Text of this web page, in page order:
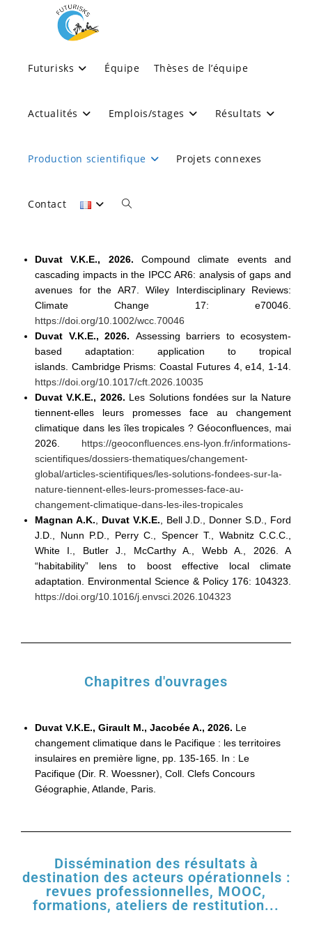
Futurisks Équipe Thèses de l’équipe
Actualités Emplois/stages Résultats
Production scientifique Projets connexes
Contact
2026
Production scientifique 2026
Publications scientifiques
nationales et internationales à comité
Duvat V.K.E., 2026. Compound climate events and
cascading impacts in the IPCC AR6: analysis of gaps and
avenues for the AR7. Wiley Interdisciplinary Reviews:
Climate Change 17: e70046.
https://doi.org/10.1002/wcc.70046
Duvat V.K.E., 2026. Assessing barriers to ecosystem-
based adaptation: application to tropical
islands. Cambridge Prisms: Coastal Futures 4, e14, 1-14.
https://doi.org/10.1017/cft.2026.10035
Duvat V.K.E., 2026. Les Solutions fondées sur la Nature
tiennent-elles leurs promesses face au changement
climatique dans les îles tropicales ? Géoconfluences, mai
2026
https://geoconfluences.ens-lyon.fr/informations-
scientifiques/dossiers-thematiques/changement-
global/articles-scientifiques/les-solutions-fondees-sur-la-
nature-tiennent-elles-leurs-promesses-face-au-
changement-climatique-dans-les-iles-tropicales
Magnan A.K.
Duvat V.K.E. , Bell J.D., Donner S.D., Ford
J.D., Nunn P.D., Perry C., Spencer T., Wabnitz C.C.C.,
White I., Butler J., McCarthy A., Webb A., 2026. A
“habitability” lens to boost effective local climate
adaptation. Environmental Science & Policy 176: 104323.
https://doi.org/10.1016/j.envsci.2026.104323
Chapitres d'ouvrages
Duvat V.K.E., Girault M., Jacobée A., 2026. Le
changement climatique dans le Pacifique : les territoires
insulaires en première ligne, pp. 135-165. In : Le
Pacifique (Dir. R. Woessner), Coll. Clefs Concours
Géographie, Atlande, Paris.
Dissémination des résultats à
destination des acteurs opérationnels :
revues professionnelles, MOOC,
formations, ateliers de restitution...